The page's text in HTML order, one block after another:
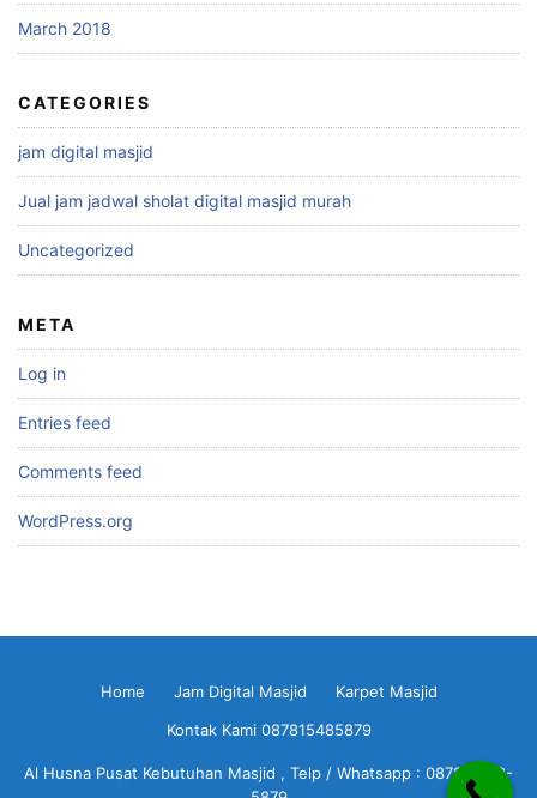
March 2018
CATEGORIES
jam digital masjid
Jual jam jadwal sholat digital masjid murah
Uncategorized
META
Log in
Entries feed
Comments feed
WordPress.org
Home Jam Digital Masjid
Karpet Masjid
Kontak Kami 087815485879
Al Husna Pusat Kebutuhan Masjid , Telp / Whatsapp : 0878-1548-